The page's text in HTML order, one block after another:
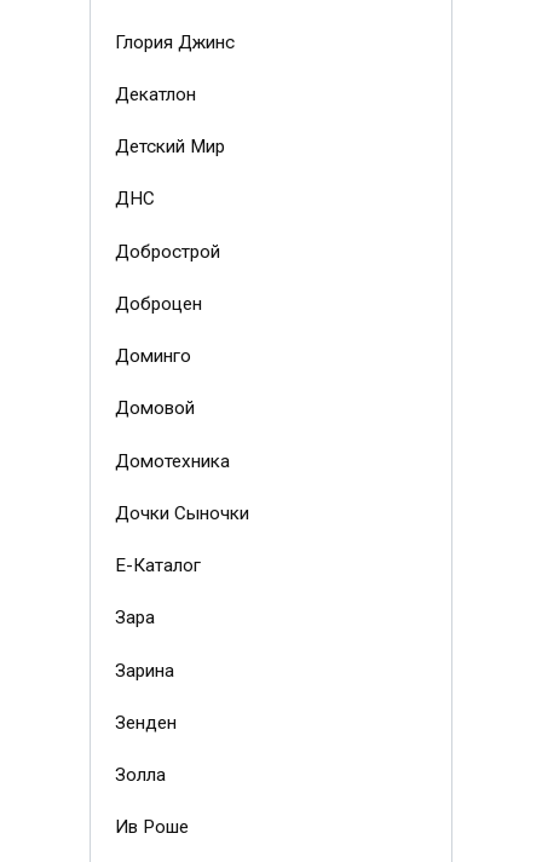
Глория Джинс
Декатлон
Детский Мир
ДНС
Добрострой
Доброцен
Доминго
Домовой
Домотехника
Дочки Сыночки
Е-Каталог
Зара
Зарина
Зенден
Золла
Ив Роше